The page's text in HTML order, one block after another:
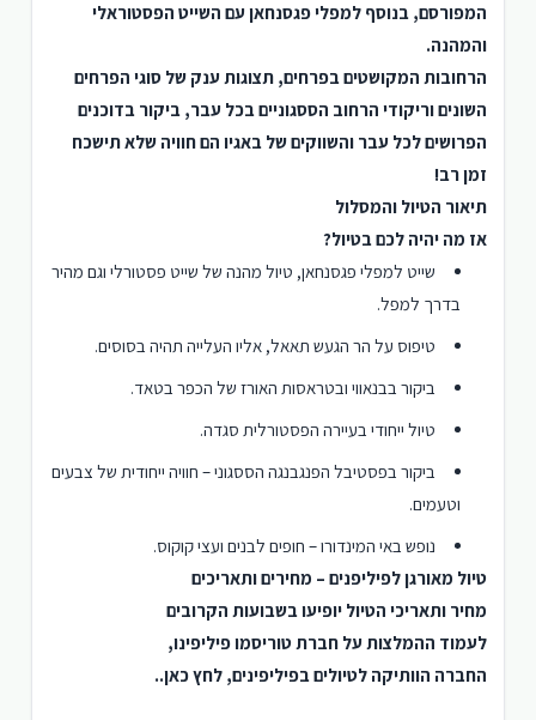
המפורסם, בנוסף למפלי פגסנחאן עם השייט הפסטוראלי
והמהנה.
הרחובות המקושטים בפרחים, תצוגות ענק של סוגי הפרחים
השונים וריקודי הרחוב הססגוניים בכל עבר, ביקור בדוכנים
הפרושים לכל עבר והשווקים של באגיו הם חוויה שלא תישכח
זמן רב!
תיאור הטיול והמסלול
אז מה יהיה לכם בטיול?
שייט למפלי פגסנחאן, טיול מהנה של שייט פסטורלי וגם מהיר
בדרך למפל.
טיפוס על הר הגעש תאאל, אליו העלייה תהיה בסוסים.
ביקור בבנאווי ובטראסות האורז של הכפר בטאד.
טיול ייחודי בעיירה הפסטורלית סגדה.
ביקור בפסטיבל הפנגבנגה הססגוני – חוויה ייחודית של צבעים
וטעמים.
נופש באי המינדורו – חופים לבנים ועצי קוקוס.
טיול מאורגן לפיליפנים – מחירים ותאריכים
מחיר ותאריכי הטיול יופיעו בשבועות הקרובים
לעמוד ההמלצות על חברת טוריסמו פיליפינו,
החברה הוותיקה לטיולים בפיליפינים, לחץ כאן..